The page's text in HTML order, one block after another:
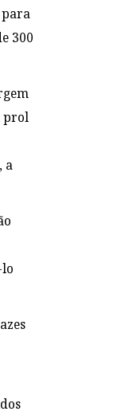
para
300
prol
a